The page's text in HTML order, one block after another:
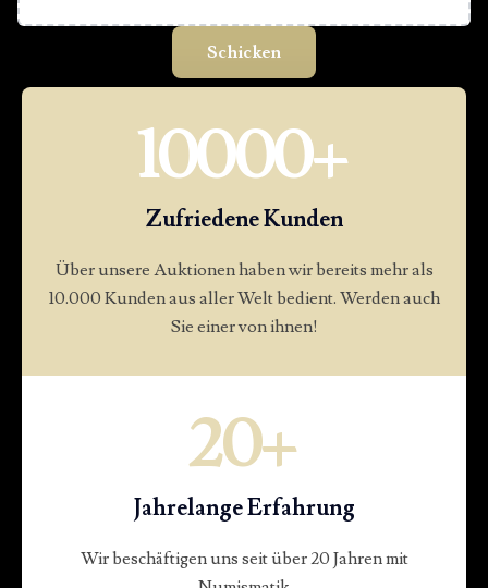
10000+
Zufriedene Kunden
Über unsere Auktionen haben wir bereits mehr als
10.000 Kunden aus aller Welt bedient. Werden auch
Sie einer von ihnen!
20+
Jahrelange Erfahrung
Wir beschäftigen uns seit über 20 Jahren mit